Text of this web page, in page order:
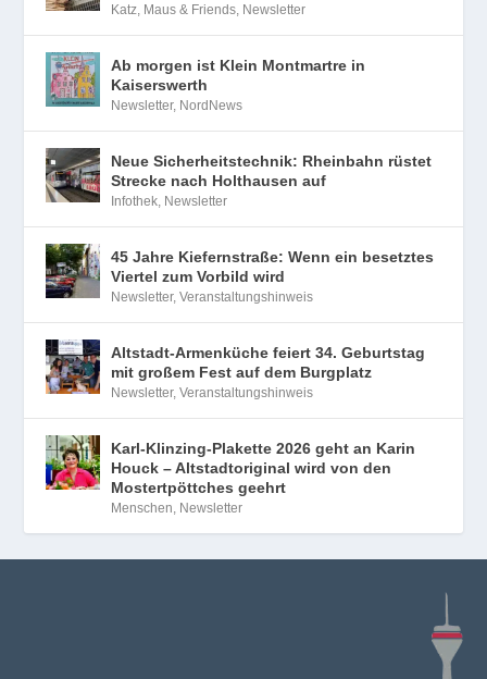
Katz, Maus & Friends, Newsletter
Ab morgen ist Klein Montmartre in
Kaiserswerth
Newsletter, NordNews
Neue Sicherheitstechnik: Rheinbahn rüstet
Strecke nach Holthausen auf
Infothek, Newsletter
45 Jahre Kiefernstraße: Wenn ein besetztes
Viertel zum Vorbild wird
Newsletter,Veranstaltungshinweis
Altstadt-Armenküche feiert 34. Geburtstag
mit großem Fest auf dem Burgplatz
Newsletter,Veranstaltungshinweis
Karl-Klinzing-Plakette 2026 geht an Karin
Houck – Altstadtoriginal wird von den
Mostertpöttches geehrt
Menschen, Newsletter